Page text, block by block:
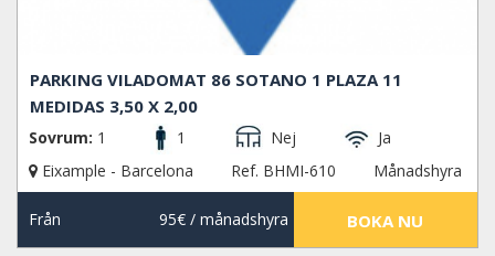
PARKING VILADOMAT 86 SOTANO 1 PLAZA 11
MEDIDAS 3,50 X 2,00
Sovrum: 1 1 Nej
Ja
Eixample - Barcelona
Ref. BHMI-610 Månadshyra
Från 95€/ månadshyra BOKA NU